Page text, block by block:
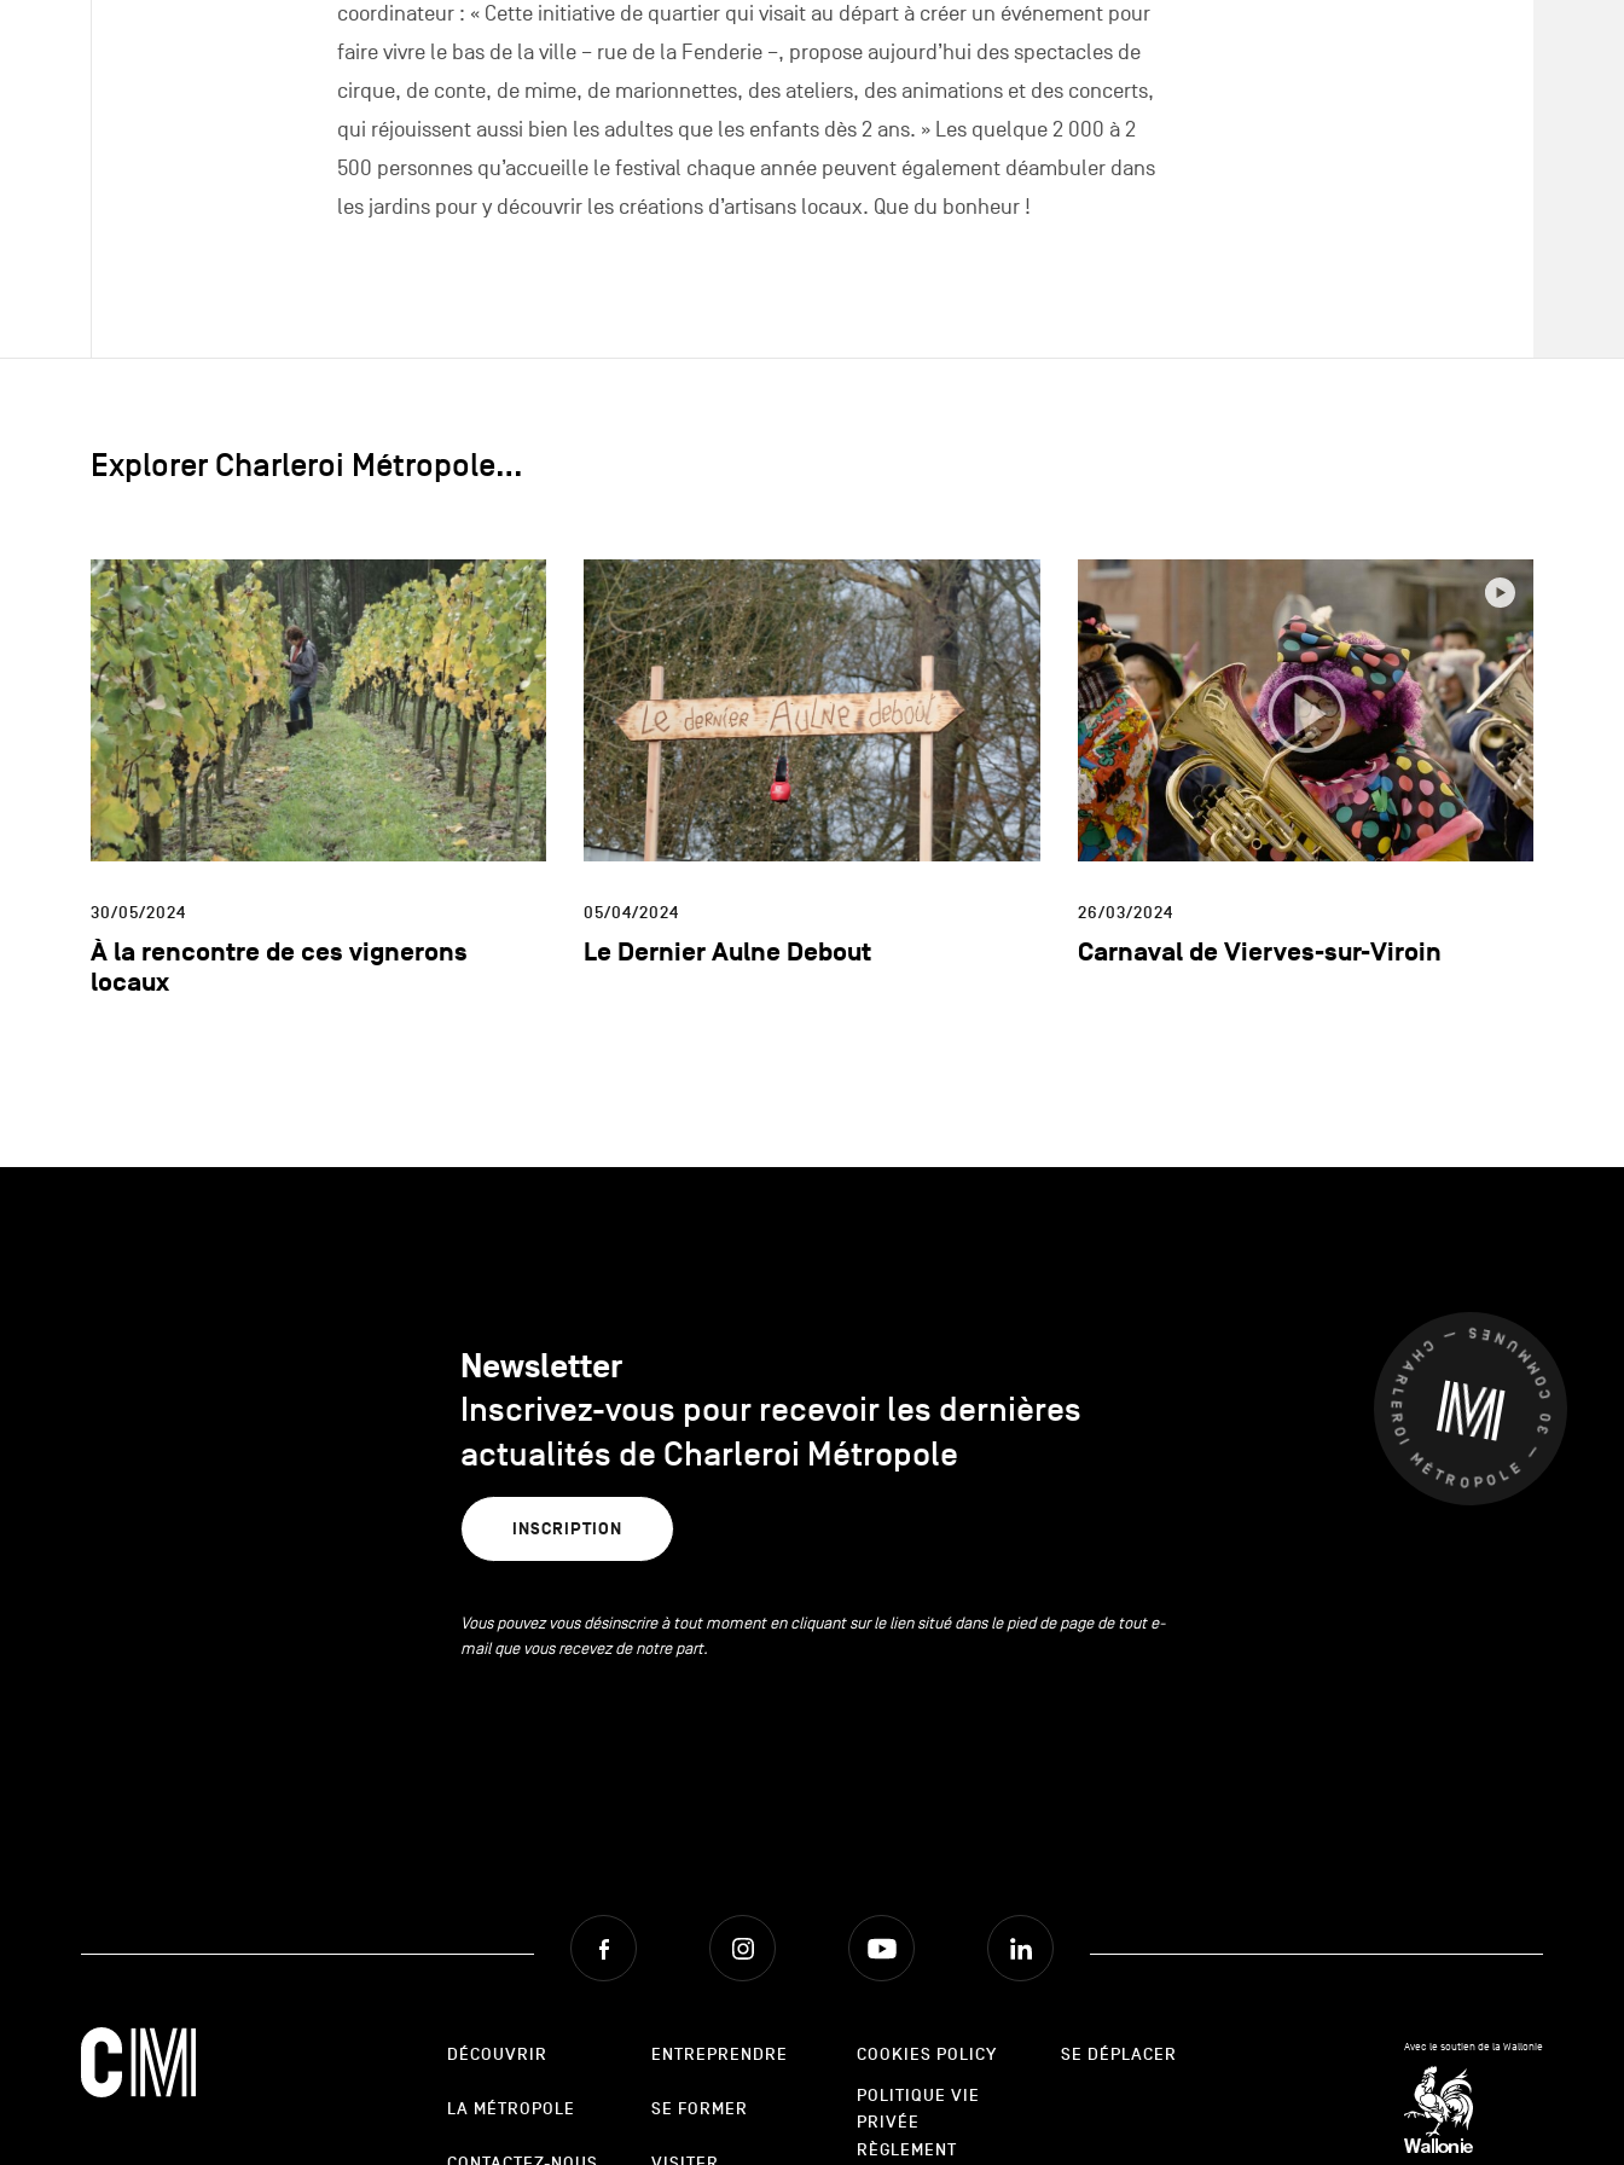
coordinateur : « Cette initiative de quartier qui visait au départ à créer un événement pour
faire vivre le bas de la ville – rue de la Fenderie –, propose aujourd’hui des spectacles de
cirque, de conte, de mime, de marionnettes, des ateliers, des animations et des concerts,
qui réjouissent aussi bien les adultes que les enfants dès 2 ans. » Les quelque 2 000 à 2
500 personnes qu’accueille le festival chaque année peuvent également déambuler dans
les jardins pour y découvrir les créations d’artisans locaux. Que du bonheur !
Explorer Charleroi Métropole…
30/05/2024
À la rencontre de ces vignerons
locaux
05/04/2024
Le Dernier Aulne Debout
26/03/2024
Carnaval de Vierves-sur-Viroin
CHARLEROI MÉTROPOLE — 30 COMMUNES —
Newsletter
Inscrivez-vous pour recevoir les dernières
actualités de Charleroi Métropole
INSCRIPTION
Vous pouvez vous désinscrire à tout moment en cliquant sur le lien situé dans le pied de page de tout e-
mail que vous recevez de notre part.
Facebook Instagram
DÉCOUVRIR
LA MÉTROPOLE
ENTREPRENDRE
SE FORMER
COOKIES POLICY
POLITIQUE VIE
PRIVÉE
RÈGLEMENT
SE DÉPLACER Avec le soutien de la Wallonie